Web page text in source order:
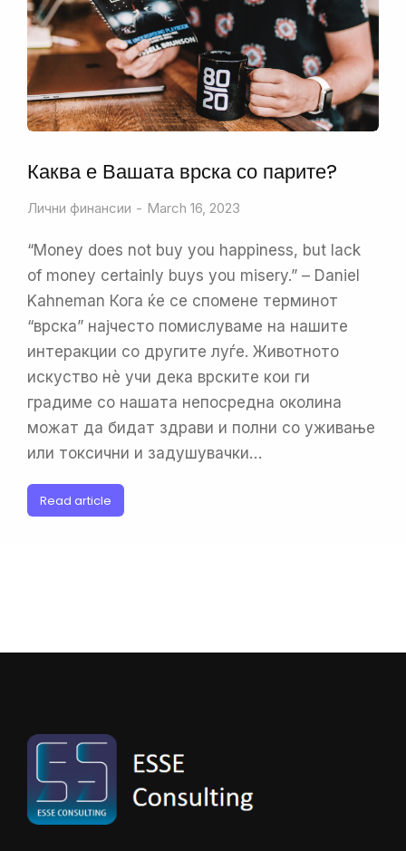
Каква е Вашата врска со парите?
Лични финансии March 16, 2023
“Money does not buy you happiness, but lack
of money certainly buys you misery.” – Daniel
Kahneman Кога ќе се спомене терминот
“врска” најчесто помислуваме на нашите
интеракции со другите луѓе. Животното
искуство нè учи дека врските кои ги
градиме со нашата непосредна околина
можат да бидат здрави и полни со уживање
или токсични и задушувачки…
Read article